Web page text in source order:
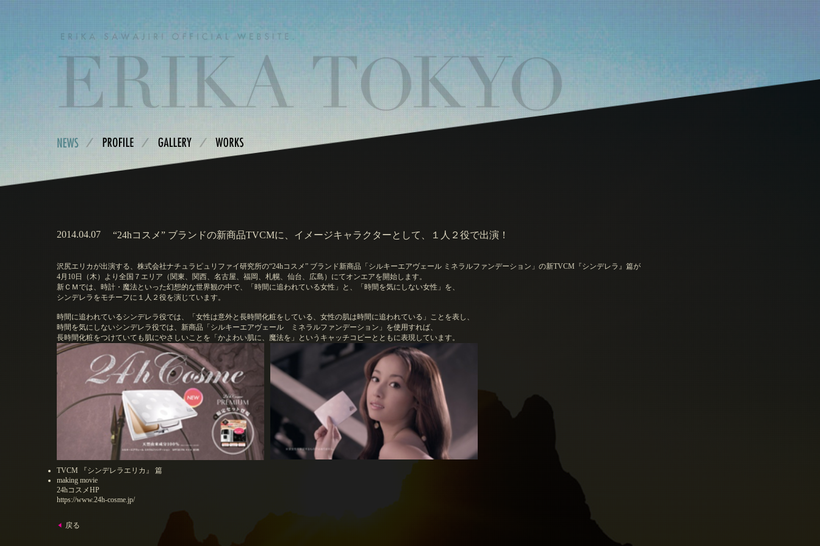
2014.04.07 “24hコスメ” ブランドの新商品TVCMに、イメージキャラクターとして、１人２役で出演！
沢尻エリカが出演する、株式会社ナチュラピュリファイ研究所の“24hコスメ” ブランド新商品「シルキーエアヴェール ミネラルファンデーション」の新TVCM『シンデレラ』篇が
4月10日（木）より全国７エリア（関東、関西、名古屋、福岡、札幌、仙台、広島）にてオンエアを開始します。
新ＣＭでは、時計・魔法といった幻想的な世界観の中で、「時間に追われている女性」と、「時間を気にしない女性」を、
シンデレラをモチーフに１人２役を演じています。
時間に追われているシンデレラ役では、「女性は意外と長時間化粧をしている、女性の肌は時間に追われている」ことを表し、
時間を気にしないシンデレラ役では、新商品「シルキーエアヴェール ミネラルファンデーション」を使用すれば、
長時間化粧をつけていても肌にやさしいことを「かよわい肌に、魔法を」というキャッチコピーとともに表現しています。
TVCM 『シンデレラエリカ』 篇
making movie
24hコスメHP
https://www.24h-cosme.jp/
戻る